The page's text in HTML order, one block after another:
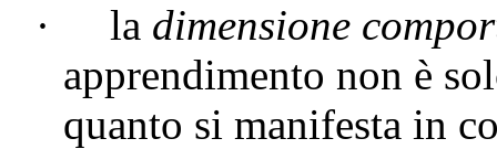
· la dimensione
apprendimento non è
quanto si manifesta in